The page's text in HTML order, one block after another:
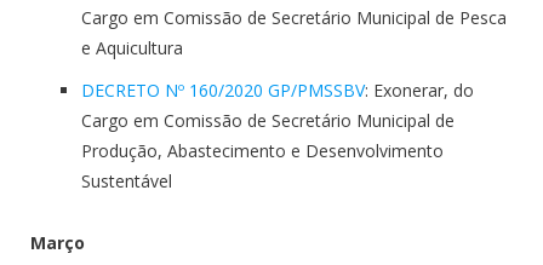
Cargo em Comissão de Secretário Municipal de Pesca
e Aquicultura
DECRETO Nº 160/2020 GP/PMSSBV: Exonerar, do
Cargo em Comissão de Secretário Municipal de
Produção, Abastecimento e Desenvolvimento
Sustentável
Março